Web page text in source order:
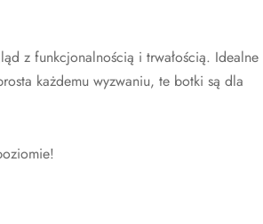
z funkcjonalnością i trwałością. Idealne
każdemu wyzwaniu, te botki są dla